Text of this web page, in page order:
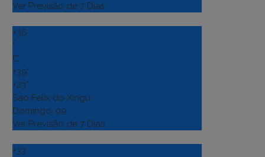
Ver Previsão de 7 Dias
+36
°
C
+39°
+23°
Sao Felix do Xingu
Domingo, 09
Ver Previsão de 7 Dias
+33